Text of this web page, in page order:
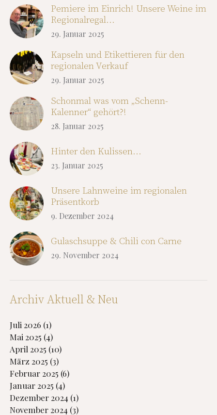
Pemiere im Einrich! Unsere Weine im
Regionalregal…
29. Januar 2025
Kapseln und Etikettieren für den
regionalen Verkauf
29. Januar 2025
Schonmal was vom „Schenn-
Kalenner“ gehört?!
28. Januar 2025
Hinter den Kulissen…
23. Januar 2025
Unsere Lahnweine im regionalen
Präsentkorb
9. Dezember 2024
Gulaschsuppe & Chili con Carne
29. November 2024
Archiv Aktuell & Neu
Juli 2026 (1)
Mai 2025 (4)
April 2025 (10)
März 2025 (3)
Februar 2025 (6)
Januar 2025 (4)
Dezember 2024 (1)
November 2024 (3)